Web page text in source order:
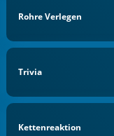
Rohre Verlegen
Trivia
Kettenreaktion